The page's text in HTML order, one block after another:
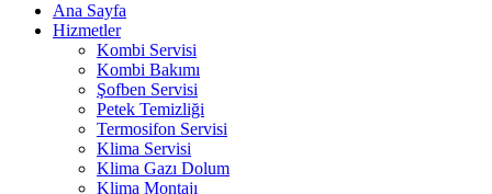
Ana Sayfa
Hizmetler
Kombi Servisi
Kombi Bakımı
Şofben Servisi
Petek Temizliği
Termosifon Servisi
Klima Servisi
Klima Gazı Dolum
Klima Montajı